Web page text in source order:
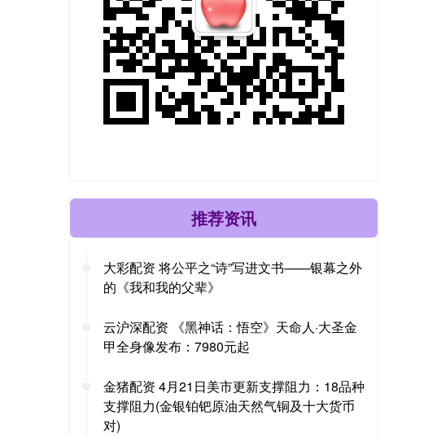
推荐资讯
大彩配资 将公平之“诗”写进文书——银幕之外
的《我和我的父辈》
云沪深配资 《黑神话：悟空》天命人·大圣金
甲全身像发布：7980元起
金猪配资 4月21日美市更新支撑阻力：18品种
支撑阻力(金银铂钯原油天然气铜及十大货币
对)